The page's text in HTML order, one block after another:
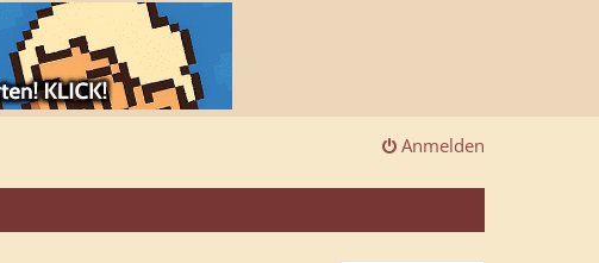
Anmelden